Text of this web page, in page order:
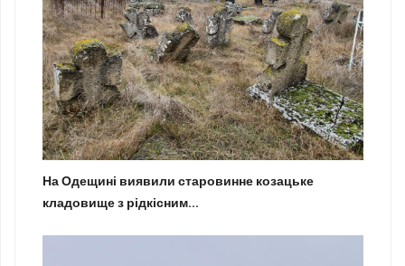
На Одещині виявили старовинне козацьке
кладовище з рідкісним...